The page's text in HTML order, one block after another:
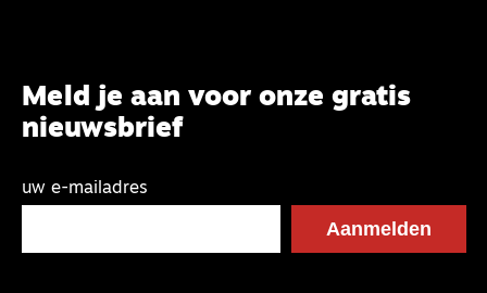
Meld je aan voor onze gratis
nieuwsbrief
uw e-mailadres